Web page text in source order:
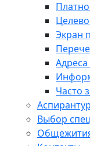
Экран
Часто
Выбор